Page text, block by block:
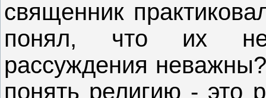
священник
понял, что их
рассуждения
понять религию - это